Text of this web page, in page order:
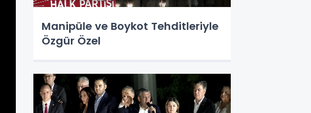
Manipüle ve Boykot Tehditleriyle
Özgür Özel